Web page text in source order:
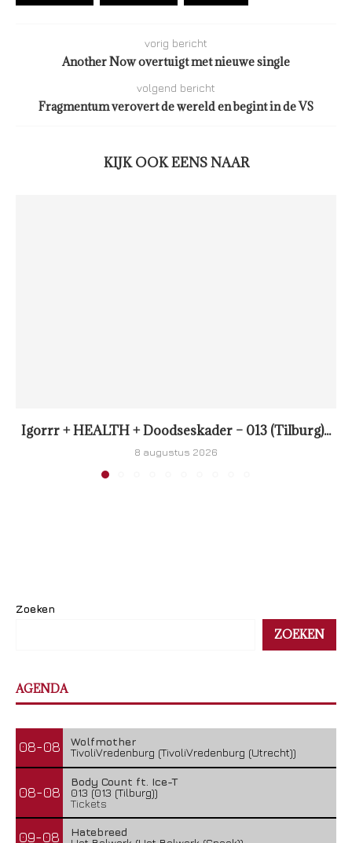
vorig bericht
Another Now overtuigt met nieuwe single
volgend bericht
Fragmentum verovert de wereld en begint in de VS
KIJK OOK EENS NAAR
Igorrr + HEALTH + Doodseskader – 013 (Tilburg)...
8 augustus 2026
Zoeken
ZOEKEN
AGENDA
08-08
Wolfmother
TivoliVredenburg (TivoliVredenburg (Utrecht))
08-08
Body Count ft. Ice-T
013 (013 (Tilburg))
Tickets
09-08
Hatebreed